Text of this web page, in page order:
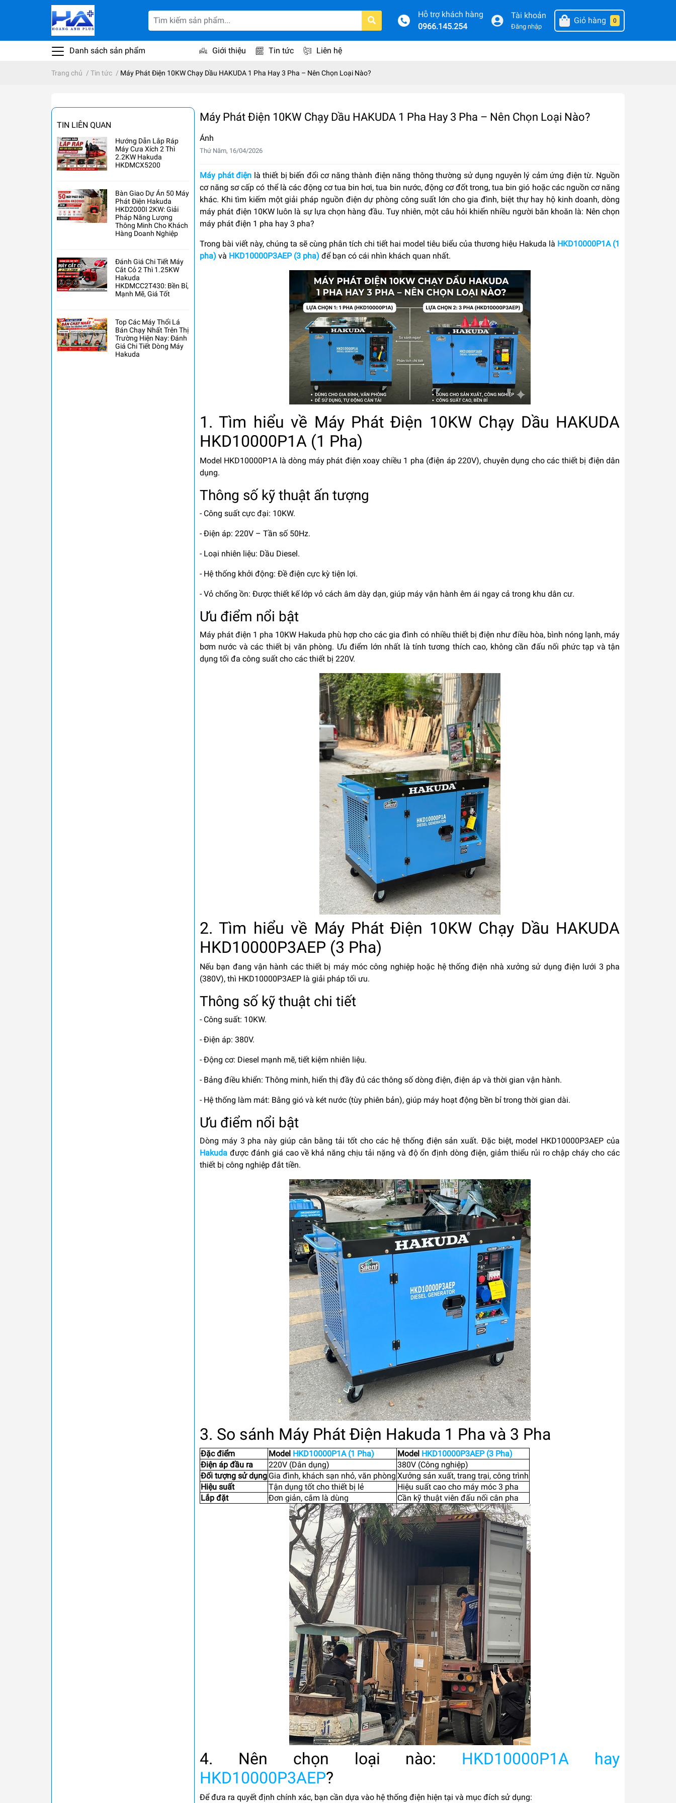
Hỗ trợ khách hàng
0966.145.254
Tài khoản
Đăng nhập
Giỏ hàng 0
Danh sách sản phẩm Giới thiệu Tin tức Liên hệ
Trang chủ / Tin tức / Máy Phát Điện 10KW Chạy Dầu HAKUDA 1 Pha Hay 3 Pha – Nên Chọn Loại Nào?
TIN LIÊN QUAN
Hướng Dẫn Lắp Ráp
Máy Cưa Xích 2 Thì
2.2KW Hakuda
HKDMCX5200
Bàn Giao Dự Án 50 Máy
Phát Điện Hakuda
HKD2000I 2KW: Giải
Pháp Năng Lượng
Thông Minh Cho Khách
Hàng Doanh Nghiệp
Đánh Giá Chi Tiết Máy
Cắt Cỏ 2 Thì 1.25KW
Hakuda
HKDMCC2T430: Bền Bỉ,
Mạnh Mẽ, Giá Tốt
Top Các Máy Thổi Lá
Bán Chạy Nhất Trên Thị
Trường Hiện Nay: Đánh
Giá Chi Tiết Dòng Máy
Hakuda
Máy Phát Điện 10KW Chạy Dầu HAKUDA 1 Pha Hay 3 Pha – Nên Chọn Loại Nào?
Ánh
Thứ Năm, 16/04/2026
Máy phát điện là thiết bị biến đổi cơ năng thành điện năng thông thường sử dụng nguyên lý cảm ứng điện từ. Nguồn
cơ năng sơ cấp có thể là các động cơ tua bin hơi, tua bin nước, động cơ đốt trong, tua bin gió hoặc các nguồn cơ năng
khác. Khi tìm kiếm một giải pháp nguồn điện dự phòng công suất lớn cho gia đình, biệt thự hay hộ kinh doanh, dòng
máy phát điện 10KW luôn là sự lựa chọn hàng đầu. Tuy nhiên, một câu hỏi khiến nhiều người băn khoăn là: Nên chọn
máy phát điện 1 pha hay 3 pha?
Trong bài viết này, chúng ta sẽ cùng phân tích chi tiết hai model tiêu biểu của thương hiệu Hakuda là HKD10000P1A (1
pha) và HKD10000P3AEP (3 pha) để bạn có cái nhìn khách quan nhất.
1. Tìm hiểu về Máy Phát Điện 10KW Chạy Dầu HAKUDA
HKD10000P1A (1 Pha)
Model HKD10000P1A là dòng máy phát điện xoay chiều 1 pha (điện áp 220V), chuyên dụng cho các thiết bị điện dân
dụng.
Thông số kỹ thuật ấn tượng
- Công suất cực đại: 10KW.
- Điện áp: 220V – Tần số 50Hz.
- Loại nhiên liệu: Dầu Diesel.
- Hệ thống khởi động: Đề điện cực kỳ tiện lợi.
- Vỏ chống ồn: Được thiết kế lớp vỏ cách âm dày dạn, giúp máy vận hành êm ái ngay cả trong khu dân cư.
Ưu điểm nổi bật
Máy phát điện 1 pha 10KW Hakuda phù hợp cho các gia đình có nhiều thiết bị điện như điều hòa, bình nóng lạnh, máy
bơm nước và các thiết bị văn phòng. Ưu điểm lớn nhất là tính tương thích cao, không cần đấu nối phức tạp và tận
dụng tối đa công suất cho các thiết bị 220V.
2. Tìm hiểu về Máy Phát Điện 10KW Chạy Dầu HAKUDA
HKD10000P3AEP (3 Pha)
Nếu bạn đang vận hành các thiết bị máy móc công nghiệp hoặc hệ thống điện nhà xưởng sử dụng điện lưới 3 pha
(380V), thì HKD10000P3AEP là giải pháp tối ưu.
Thông số kỹ thuật chi tiết
- Công suất: 10KW.
- Điện áp: 380V.
- Động cơ: Diesel mạnh mẽ, tiết kiệm nhiên liệu.
- Bảng điều khiển: Thông minh, hiển thị đầy đủ các thông số dòng điện, điện áp và thời gian vận hành.
- Hệ thống làm mát: Bằng gió và két nước (tùy phiên bản), giúp máy hoạt động bền bỉ trong thời gian dài.
Ưu điểm nổi bật
Dòng máy 3 pha này giúp cân bằng tải tốt cho các hệ thống điện sản xuất. Đặc biệt, model HKD10000P3AEP của
Hakuda được đánh giá cao về khả năng chịu tải nặng và độ ổn định dòng điện, giảm thiểu rủi ro chập cháy cho các
thiết bị công nghiệp đắt tiền.
3. So sánh Máy Phát Điện Hakuda 1 Pha và 3 Pha
Đặc điểm Model HKD10000P1A (1 Pha) Model HKD10000P3AEP (3 Pha)
Điện áp đầu ra
220V (Dân dụng)
380V (Công nghiệp)
Đối tượng sử dụng Gia đình, khách sạn nhỏ, văn phòng Xưởng sản xuất, trang trại, công trình
Hiệu suất
Tận dụng tốt cho thiết bị lẻ
Hiệu suất cao cho máy móc 3 pha
Lắp đặt
Đơn giản, cắm là dùng Cần kỹ thuật viên đấu nối cân pha
4. Nên chọn loại nào: HKD10000P1A hay
HKD10000P3AEP?
Để đưa ra quyết định chính xác, bạn cần dựa vào hệ thống điện hiện tại và mục đích sử dụng: